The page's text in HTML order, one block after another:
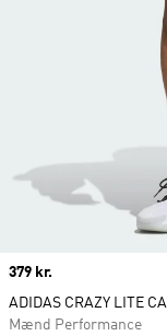
Price
379 kr.
ADIDAS CRAZY LITE
Mænd Performance